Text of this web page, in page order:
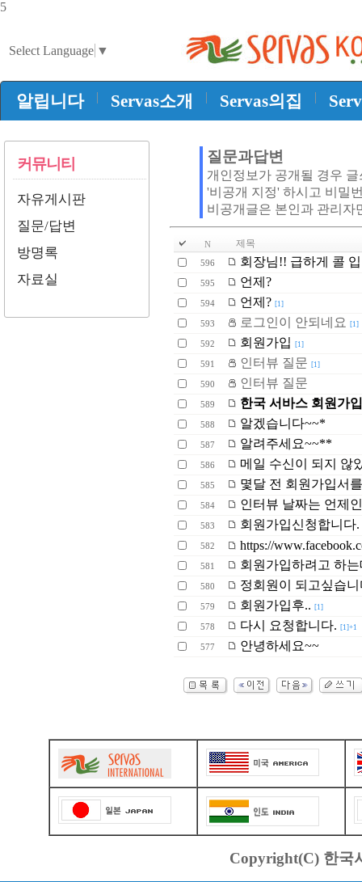
5
Select Language ▼
알립니다 | Servas소개 | Servas의집 |
커뮤니티
자유게시판
질문/답변
방명록
자료실
질문과답변
개인정보가 공개될 경우
'비공개 지정' 하시고 비밀
비공개글은 본인과 관리자
N 제목
596 회장님!! 급하게 콜
595 언제?
594 언제? [1]
593 로그인이 안되네요 [1]
592 회원가입 [1]
591 인터뷰 질문 [1]
590 인터뷰 질문
589 한국 서바스 회원가
588 알겠습니다~~*
587 알려주세요~~**
586 메일 수신이 되지 않
585 몇달 전 회원가입서
584 인터뷰 날짜는 언제
583 회원가입신청합니다.
582 https://
581 회원가입하려고 하
580 정회원이 되고싶습니
579 회원가입후.. [1]
578 다시 요청합니다. [1]+1
577 안녕하세요~~
Copyright(C) 한국